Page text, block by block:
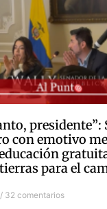
presidente”:
con emotivo
para el
32 comentarios